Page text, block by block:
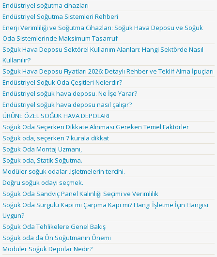
Endüstriyel soğutma cihazları
Endüstriyel Soğutma Sistemleri Rehberi
Enerji Verimliliği ve Soğutma Cihazları: Soğuk Hava Deposu ve Soğuk
Oda Sistemlerinde Maksimum Tasarruf
Soğuk Hava Deposu Sektörel Kullanım Alanları: Hangi Sektörde Nasıl
Kullanılır?
Soğuk Hava Deposu Fiyatları 2026: Detaylı Rehber ve Teklif Alma İpuçları
Endüstriyel Soğuk Oda Çeşitleri Nelerdir?
Endüstriyel soğuk hava deposu. Ne İşe Yarar?
Endüstriyel soğuk hava deposu nasıl çalışır?
ÜRÜNE ÖZEL SOĞUK HAVA DEPOLARI
Soğuk Oda Seçerken Dikkate Alınması Gereken Temel Faktörler
Soğuk oda, seçerken 7 kurala dikkat
Soğuk Oda Montaj Uzmanı,
Soğuk oda, Statik Soğutma.
Modüler soğuk odalar .Işletmelerin tercihi.
Doğru soğuk odayı seçmek.
Soğuk Oda Sandviç Panel Kalınlığı Seçimi ve Verimlilik
Soğuk Oda Sürgülü Kapı mı Çarpma Kapı mı? Hangi İşletme İçin Hangisi
Uygun?
Soğuk Oda Tehlikelere Genel Bakış
Soğuk oda da Ön Soğutmanın Önemi
Modüler Soğuk Depolar Nedir?